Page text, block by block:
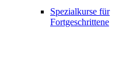
Spezialkurse für
Fortgeschrittene